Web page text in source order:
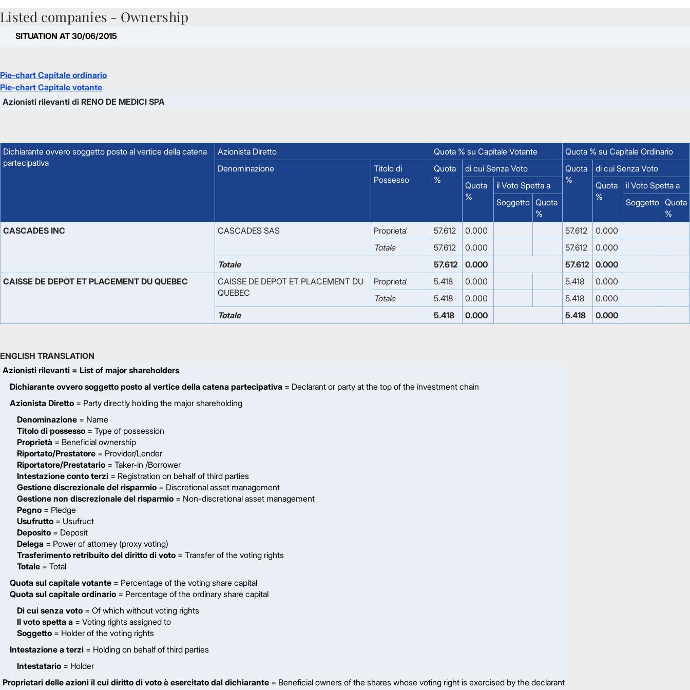
Skip to Main Content
Listed companies - Ownership
SITUATION AT 30/06/2015
Pie-chart Capitale ordinario
Pie-chart Capitale votante
Azionisti rilevanti di RENO DE MEDICI SPA
Dichiarante ovvero soggetto posto al vertice della catena
partecipativa
Azionista Diretto Quota % su Capitale Votante
Quota % su Capitale Ordinario
Denominazione
Titolo di
Possesso
Quota
%
di cui Senza Voto
Quota
%
di cui Senza Voto
Quota
%
il Voto Spetta a
Quota
%
il Voto Spetta a
Soggetto Quota
%
Soggetto Quota
%
CASCADES INC
CASCADES SAS Proprieta' 57.612 0.000 57.612
0.000
Totale
57.612 0.000 57.612
0.000
Totale
57.612 0.000 57.612
0.000
CAISSE DE DEPOT ET PLACEMENT DU QUEBEC
CAISSE DE DEPOT ET PLACEMENT DU
QUEBEC
Proprieta' 5.418 0.000 5.418
0.000
Totale
5.418 0.000 5.418
0.000
Totale
5.418 0.000 5.418 0.000
ENGLISH TRANSLATION
Azionisti rilevanti = List of major shareholders
Dichiarante ovvero soggetto posto al vertice della catena partecipativa = Declarant or party at the top of the investment chain
Azionista Diretto = Party directly holding the major shareholding
Denominazione = Name
Titolo di possesso = Type of possession
Proprietà = Beneficial ownership
Riportato/Prestatore = Provider/Lender
Riportatore/Prestatario = Taker-in /Borrower
Intestazione conto terzi = Registration on behalf of third parties
Gestione discrezionale del risparmio = Discretional asset management
Gestione non discrezionale del risparmio = Non-discretional asset management
Pegno = Pledge
Usufrutto = Usufruct
Deposito = Deposit
Delega = Power of attorney (proxy voting)
Trasferimento retribuito del diritto di voto = Transfer of the voting rights
Totale = Total
Quota sul capitale votante = Percentage of the voting share capital
Quota sul capitale ordinario = Percentage of the ordinary share capital
Di cui senza voto = Of which without voting rights
Il voto spetta a = Voting rights assigned to
Soggetto = Holder of the voting rights
Intestazione a terzi = Holding on behalf of third parties
Intestatario = Holder
Proprietari delle azioni il cui diritto di voto è esercitato dal dichiarante = Beneficial owners of the shares whose voting right is exercised by the declarant